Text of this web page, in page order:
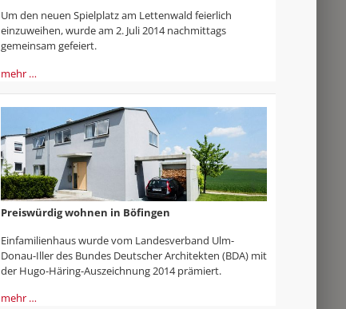
Um den neuen Spielplatz am Lettenwald feierlich
einzuweihen, wurde am 2. Juli 2014 nachmittags
gemeinsam gefeiert.
mehr …
Preiswürdig wohnen in Böfingen
Einfamilienhaus wurde vom Landesverband Ulm-
Donau-Iller des Bundes Deutscher Architekten (BDA) mit
der Hugo-Häring-Auszeichnung 2014 prämiert.
mehr …